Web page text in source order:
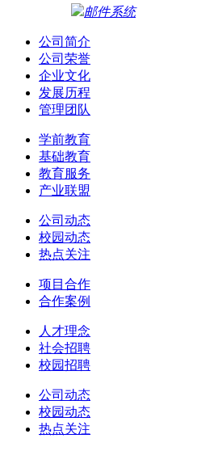
邮件系统
公司简介
公司荣誉
企业文化
发展历程
管理团队
学前教育
基础教育
教育服务
产业联盟
公司动态
校园动态
热点关注
项目合作
合作案例
人才理念
社会招聘
校园招聘
公司动态
校园动态
热点关注